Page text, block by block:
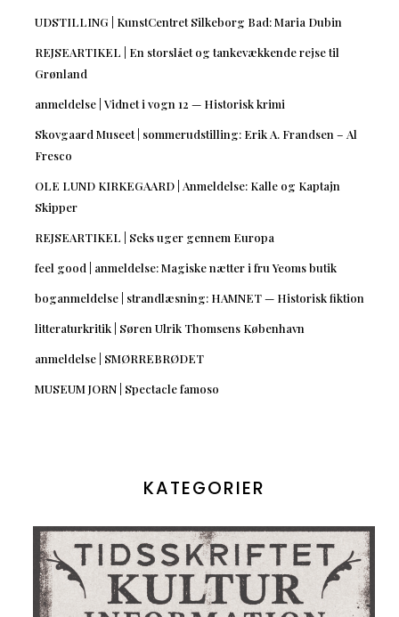
UDSTILLING | KunstCentret Silkeborg Bad: Maria Dubin
REJSEARTIKEL | En storslået og tankevækkende rejse til
Grønland
anmeldelse | Vidnet i vogn 12 — Historisk krimi
Skovgaard Museet | sommerudstilling: Erik A. Frandsen – Al
Fresco
OLE LUND KIRKEGAARD | Anmeldelse: Kalle og Kaptajn
Skipper
REJSEARTIKEL | Seks uger gennem Europa
feel good | anmeldelse: Magiske nætter i fru Yeoms butik
boganmeldelse | strandlæsning: HAMNET — Historisk fiktion
litteraturkritik | Søren Ulrik Thomsens København
anmeldelse | SMØRREBRØDET
MUSEUM JORN | Spectacle famoso
KATEGORIER